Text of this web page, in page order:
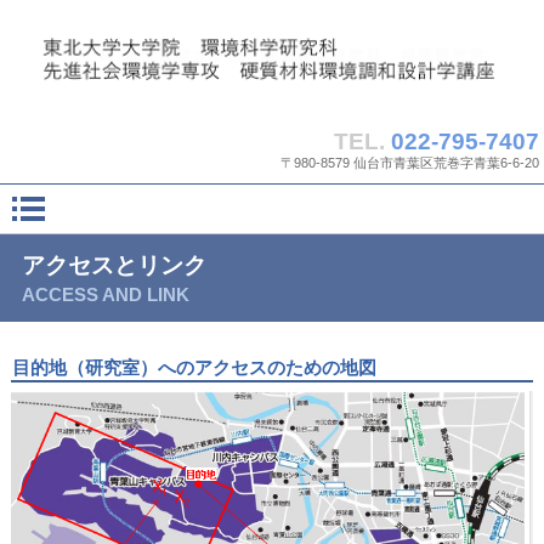
TEL. 022-795-7407
〒980-8579 仙台市青葉区荒巻字青葉6-6-20
アクセスとリンク
ACCESS AND LINK
目的地（研究室）へのアクセスのための地図